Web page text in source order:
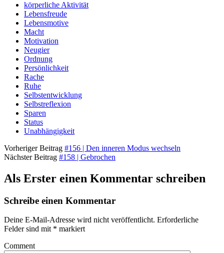
körperliche Aktivität
Lebensfreude
Lebensmotive
Macht
Motivation
Neugier
Ordnung
Persönlichkeit
Rache
Ruhe
Selbstentwicklung
Selbstreflexion
Sparen
Status
Unabhängigkeit
Vorheriger Beitrag #156 | Den inneren Modus wechseln
Nächster Beitrag #158 | Gebrochen
Als Erster einen Kommentar schreiben
Schreibe einen Kommentar
Deine E-Mail-Adresse wird nicht veröffentlicht. Erforderliche
Felder sind mit * markiert
Comment